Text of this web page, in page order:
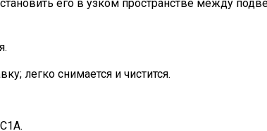
его в узком пространстве между
легко снимается и чистится.